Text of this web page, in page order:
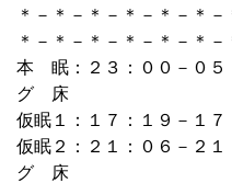
＊－＊－＊－＊－＊－＊
＊－＊－＊－＊－＊－＊－
本 眠：２３：００－０５
グ 床
仮眠１：１７：１９－１
仮眠２：２１：０６－２
グ 床